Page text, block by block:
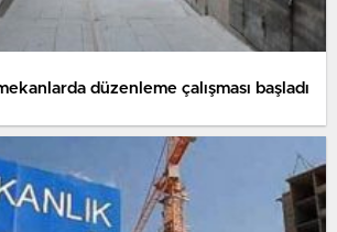
düzenleme çalışması başladı